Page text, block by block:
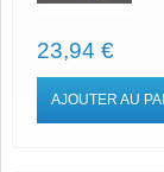
23,94 €
AJOUTER AU